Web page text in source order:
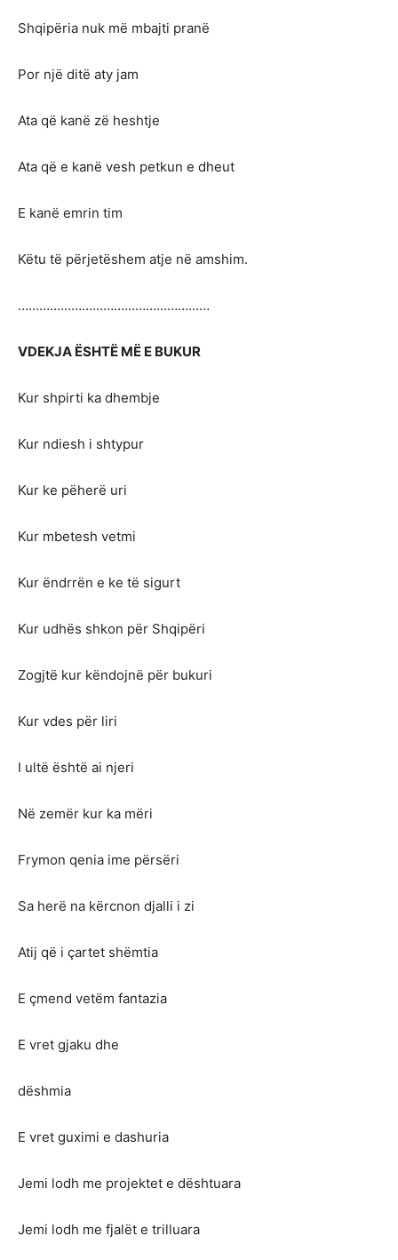
Shqipëria nuk më mbajti pranë
Por një ditë aty jam
Ata që kanë zë heshtje
Ata që e kanë vesh petkun e dheut
E kanë emrin tim
Këtu të përjetëshem atje në amshim.
………………………………………………
VDEKJA ËSHTË MË E BUKUR
Kur shpirti ka dhembje
Kur ndiesh i shtypur
Kur ke pëherë uri
Kur mbetesh vetmi
Kur ëndrrën e ke të sigurt
Kur udhës shkon për Shqipëri
Zogjtë kur këndojnë për bukuri
Kur vdes për liri
I ultë është ai njeri
Në zemër kur ka mëri
Frymon qenia ime përsëri
Sa herë na kërcnon djalli i zi
Atij që i çartet shëmtia
E çmend vetëm fantazia
E vret gjaku dhe
dëshmia
E vret guximi e dashuria
Jemi lodh me projektet e dështuara
Jemi lodh me fjalët e trilluara